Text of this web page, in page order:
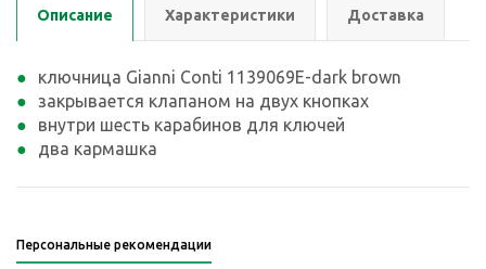
Описание Характеристики Доставка
ключница Gianni Conti 1139069E-dark brown
закрывается клапаном на двух кнопках
внутри шесть карабинов для ключей
два кармашка
Персональные рекомендации